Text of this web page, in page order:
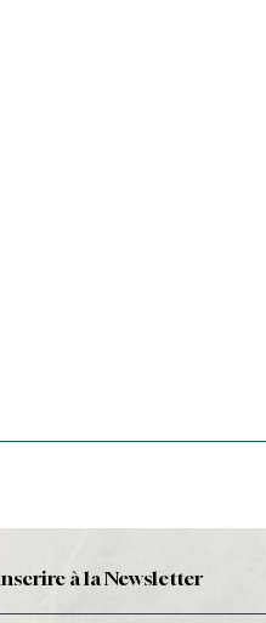
à la Newsletter